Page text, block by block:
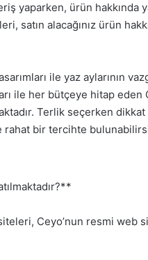
yaparken, ürün hakkında
satın alacağınız ürün
ile yaz aylarının
ile her bütçeye hitap eden
Terlik seçerken
rahat bir tercihte
Ceyo’nun resmi web